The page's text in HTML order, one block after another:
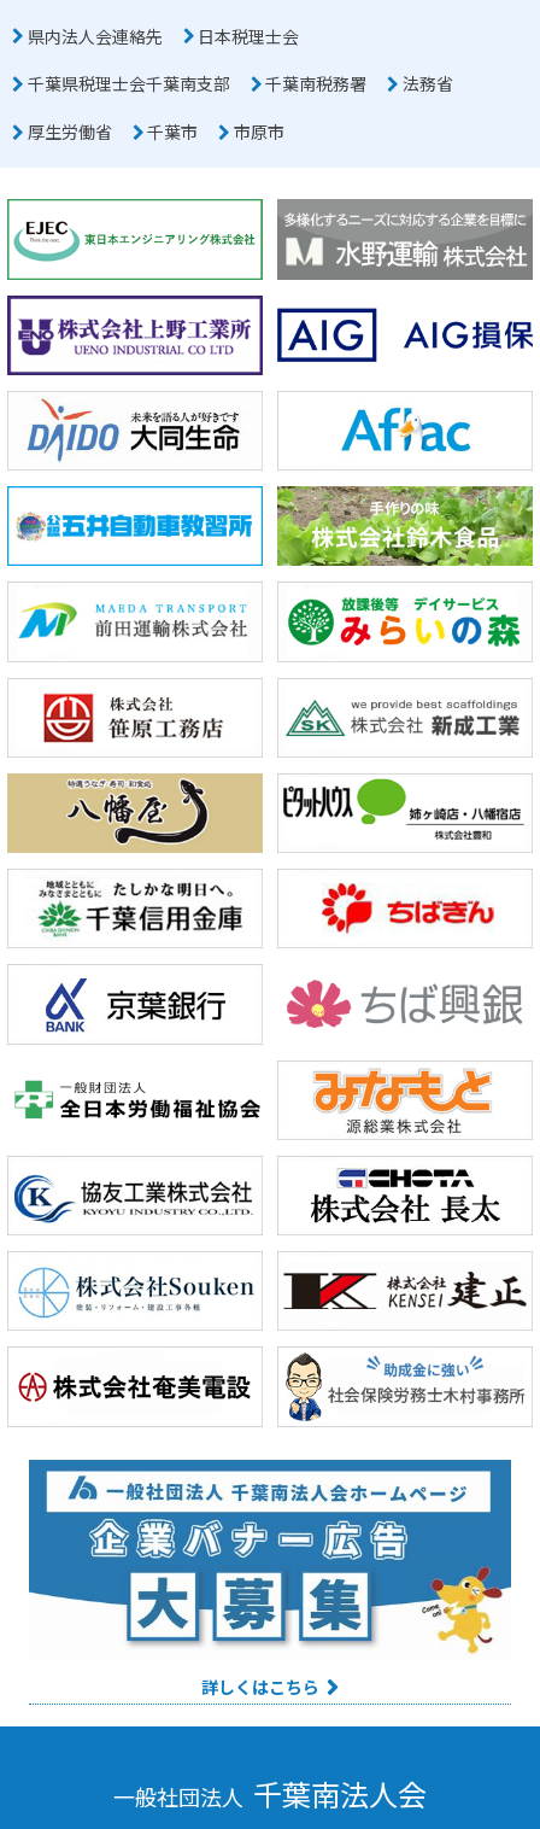
県内法人会連絡先
日本税理士会
千葉県税理士会千葉南支部
千葉南税務署
法務省
厚生労働省
千葉市 市原市
詳しくはこちら
一般社団法人 千葉南法人会